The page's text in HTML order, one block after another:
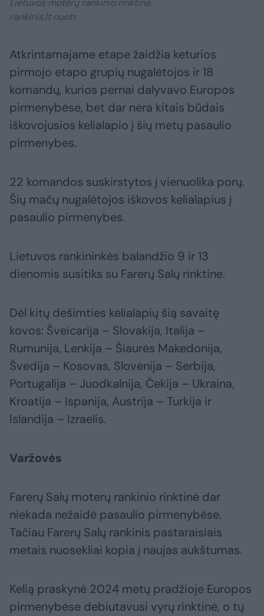
Lietuvos moterų rankinio rinktinė.
rankinis.lt nuotr.
Atkrintamajame etape žaidžia keturios
pirmojo etapo grupių nugalėtojos ir 18
komandų, kurios pernai dalyvavo Europos
pirmenybėse, bet dar nėra kitais būdais
iškovojusios kelialapio į šių metų pasaulio
pirmenybes.
22 komandos suskirstytos į vienuolika porų.
Šių mačų nugalėtojos iškovos kelialapius į
pasaulio pirmenybes.
Lietuvos rankininkės balandžio 9 ir 13
dienomis susitiks su Farerų Salų rinktine.
Dėl kitų dešimties kelialapių šią savaitę
kovos: Šveicarija – Slovakija, Italija –
Rumunija, Lenkija – Šiaurės Makedonija,
Švedija – Kosovas, Slovėnija – Serbija,
Portugalija – Juodkalnija, Čekija – Ukraina,
Kroatija – Ispanija, Austrija – Turkija ir
Islandija – Izraelis.
Varžovės
Farerų Salų moterų rankinio rinktinė dar
niekada nežaidė pasaulio pirmenybėse.
Tačiau Farerų Salų rankinis pastaraisiais
metais nuosekliai kopia į naujas aukštumas.
Kelią praskynė 2024 metų pradžioje Europos
pirmenybėse debiutavusi vyrų rinktinė, o tų